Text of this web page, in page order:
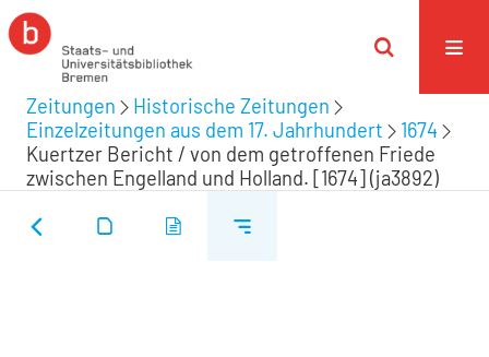
Zeitungen
Historische Zeitungen
Einzelzeitungen aus dem 17. Jahrhundert
1674
Kuertzer Bericht / von dem getroffenen Friede
zwischen Engelland und Holland. [1674] (ja3892)